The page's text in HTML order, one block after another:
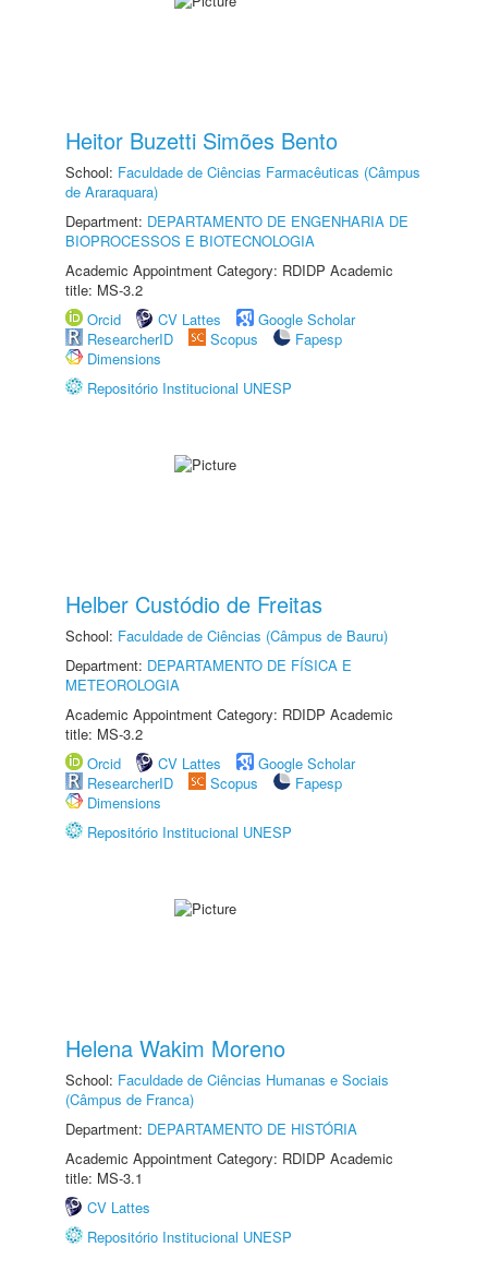
Heitor Buzetti Simões Bento
School: Faculdade de Ciências Farmacêuticas (Câmpus
de Araraquara)
Department: DEPARTAMENTO DE ENGENHARIA DE
BIOPROCESSOS E BIOTECNOLOGIA
Academic Appointment Category: RDIDP Academic
title: MS-3.2
Orcid
CV Lattes
Google Scholar
ResearcherID
Scopus
Fapesp
Dimensions
Repositório Institucional UNESP
Helber Custódio de Freitas
School: Faculdade de Ciências (Câmpus de Bauru)
Department: DEPARTAMENTO DE FÍSICA E
METEOROLOGIA
Academic Appointment Category: RDIDP Academic
title: MS-3.2
Orcid
CV Lattes
Google Scholar
ResearcherID
Scopus
Fapesp
Dimensions
Repositório Institucional UNESP
Helena Wakim Moreno
School: Faculdade de Ciências Humanas e Sociais
(Câmpus de Franca)
Department: DEPARTAMENTO DE HISTÓRIA
Academic Appointment Category: RDIDP Academic
title: MS-3.1
CV Lattes
Repositório Institucional UNESP